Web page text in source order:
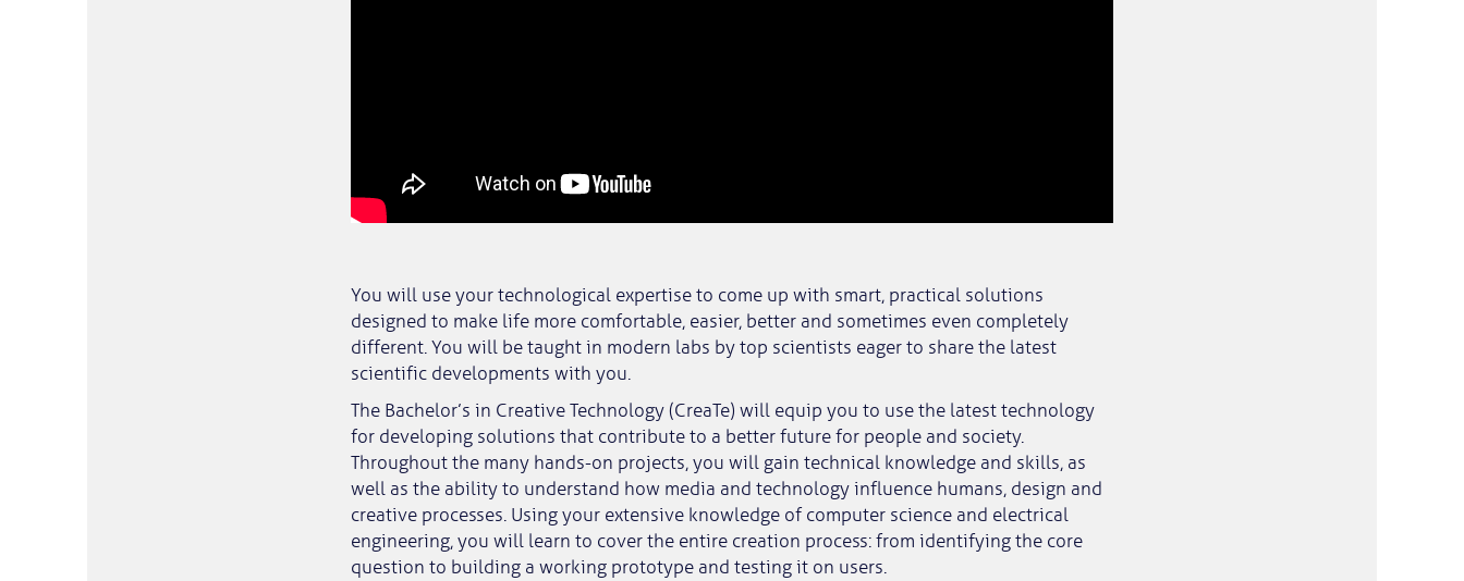
You will use your technological expertise to come up with smart, practical solutions
designed to make life more comfortable, easier, better and sometimes even completely
different. You will be taught in modern labs by top scientists eager to share the latest
scientific developments with you.
The Bachelor’s in Creative Technology (CreaTe) will equip you to use the latest technology
for developing solutions that contribute to a better future for people and society.
Throughout the many hands-on projects, you will gain technical knowledge and skills, as
well as the ability to understand how media and technology influence humans, design and
creative processes. Using your extensive knowledge of computer science and electrical
engineering, you will learn to cover the entire creation process: from identifying the core
question to building a working prototype and testing it on users.